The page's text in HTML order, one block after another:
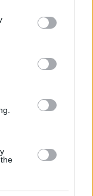
til å bli godt